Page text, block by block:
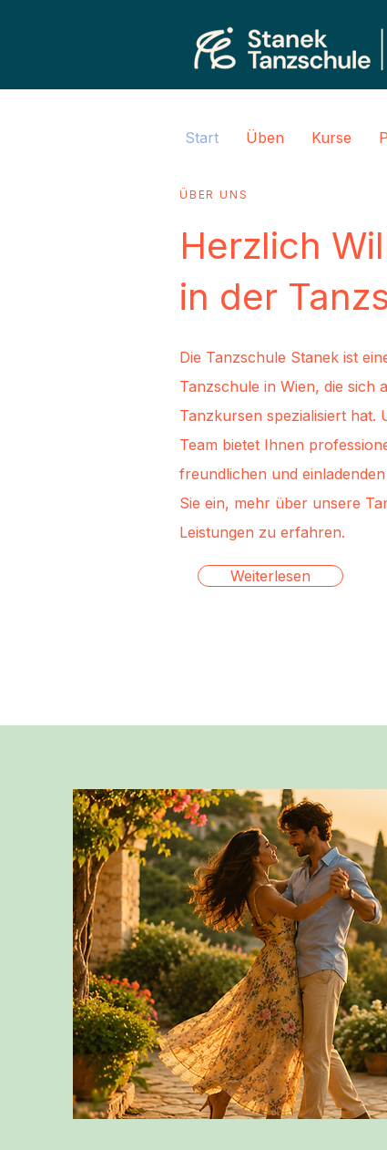
Start Üben Kurse
ÜBER UNS
Herzlich
in der
Die Tanzschule Stanek ist
Tanzschule in Wien, die sich
Tanzkursen spezialisiert hat.
Team bietet Ihnen
freundlichen und
Sie ein, mehr über unsere
Leistungen zu erfahren.
Weiterlesen